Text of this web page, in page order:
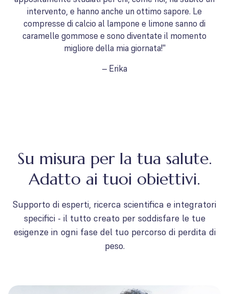
intervento, e hanno anche un ottimo sapore. Le
compresse di calcio al lampone e limone sanno di
caramelle gommose e sono diventate il momento
migliore della mia giornata!"
– Erika
Su misura per la tua salute.
Adatto ai tuoi obiettivi.
Supporto di esperti, ricerca scientifica e integratori
specifici - il tutto creato per soddisfare le tue
esigenze in ogni fase del tuo percorso di perdita di
peso.